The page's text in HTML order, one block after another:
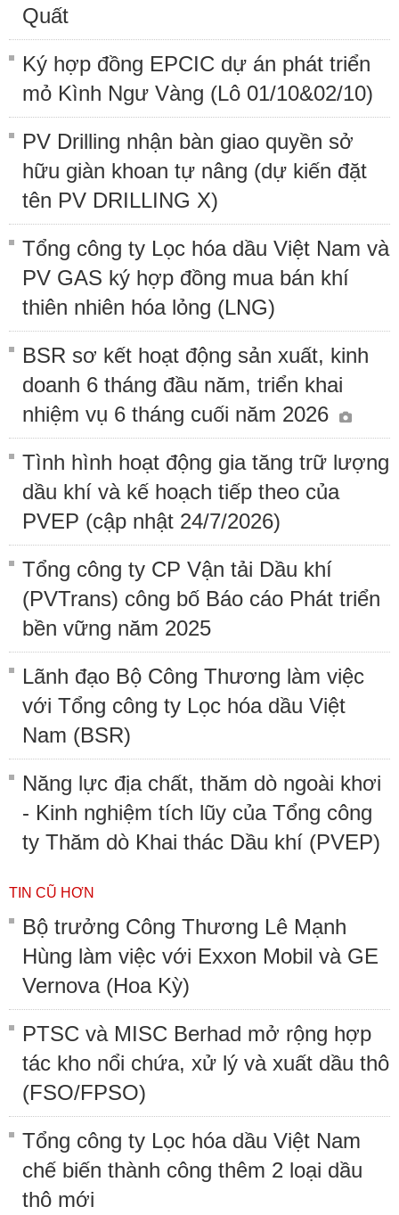
Quất
Ký hợp đồng EPCIC dự án phát triển
mỏ Kình Ngư Vàng (Lô 01/10&02/10)
PV Drilling nhận bàn giao quyền sở
hữu giàn khoan tự nâng (dự kiến đặt
tên PV DRILLING X)
Tổng công ty Lọc hóa dầu Việt Nam và
PV GAS ký hợp đồng mua bán khí
thiên nhiên hóa lỏng (LNG)
BSR sơ kết hoạt động sản xuất, kinh
doanh 6 tháng đầu năm, triển khai
nhiệm vụ 6 tháng cuối năm 2026
Tình hình hoạt động gia tăng trữ lượng
dầu khí và kế hoạch tiếp theo của
PVEP (cập nhật 24/7/2026)
Tổng công ty CP Vận tải Dầu khí
(PVTrans) công bố Báo cáo Phát triển
bền vững năm 2025
Lãnh đạo Bộ Công Thương làm việc
với Tổng công ty Lọc hóa dầu Việt
Nam (BSR)
Năng lực địa chất, thăm dò ngoài khơi
- Kinh nghiệm tích lũy của Tổng công
ty Thăm dò Khai thác Dầu khí (PVEP)
TIN CŨ HƠN
Bộ trưởng Công Thương Lê Mạnh
Hùng làm việc với Exxon Mobil và GE
Vernova (Hoa Kỳ)
PTSC và MISC Berhad mở rộng hợp
tác kho nổi chứa, xử lý và xuất dầu thô
(FSO/FPSO)
Tổng công ty Lọc hóa dầu Việt Nam
chế biến thành công thêm 2 loại dầu
thô mới